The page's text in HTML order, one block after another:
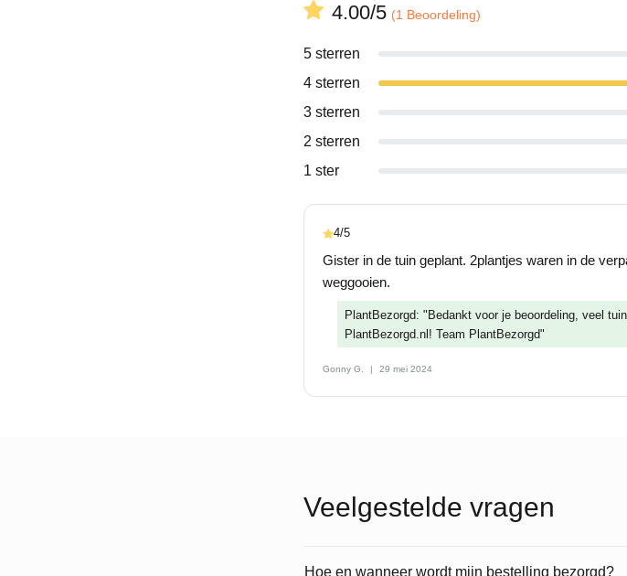
4.00/5 (1 Beoordeling)
5 sterren
4 sterren
3 sterren
2 sterren
1 ster
4/5
Gister in de tuin geplant. 2plantjes waren in de
weggooien.
PlantBezorgd: "Bedankt voor je beoordeling, veel
PlantBezorgd.nl! Team PlantBezorgd"
Gonny G. 29 mei 2024
Veelgestelde vragen
Hoe en wanneer wordt mijn bestelling bezorgd?